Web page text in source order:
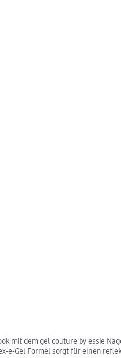
mit dem gel couture by essie
e-Gel Formel sorgt für einen